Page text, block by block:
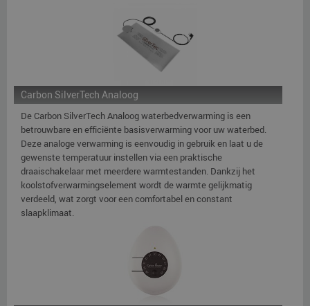
Carbon SilverTech Analoog
De Carbon SilverTech Analoog waterbedverwarming is een
betrouwbare en efficiënte basisverwarming voor uw waterbed.
Deze analoge verwarming is eenvoudig in gebruik en laat u de
gewenste temperatuur instellen via een praktische
draaischakelaar met meerdere warmtestanden. Dankzij het
koolstofverwarmingselement wordt de warmte gelijkmatig
verdeeld, wat zorgt voor een comfortabel en constant
slaapklimaat.